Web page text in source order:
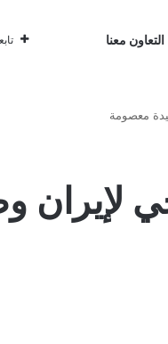
التعاون معنا
معصومة
لإيران